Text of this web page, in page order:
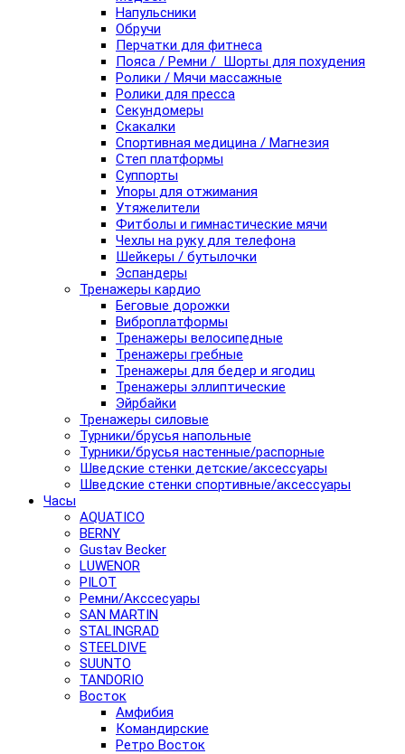
Напульсники
Обручи
Перчатки для фитнеса
Пояса / Ремни / Шорты для похудения
Ролики / Мячи массажные
Ролики для пресса
Секундомеры
Скакалки
Спортивная медицина / Магнезия
Степ платформы
Суппорты
Упоры для отжимания
Утяжелители
Фитболы и гимнастические мячи
Чехлы на руку для телефона
Шейкеры / бутылочки
Эспандеры
Тренажеры кардио
Беговые дорожки
Виброплатформы
Тренажеры велосипедные
Тренажеры гребные
Тренажеры для бедер и ягодиц
Тренажеры эллиптические
Эйрбайки
Тренажеры силовые
Турники/брусья напольные
Турники/брусья настенные/распорные
Шведские стенки детские/аксессуары
Шведские стенки спортивные/аксессуары
Часы
AQUATICO
BERNY
Gustav Becker
LUWENOR
PILOT
Pемни/Акссесуары
SAN MARTIN
STALINGRAD
STEELDIVE
SUUNTO
TANDORIO
Восток
Амфибия
Командирские
Ретро Восток